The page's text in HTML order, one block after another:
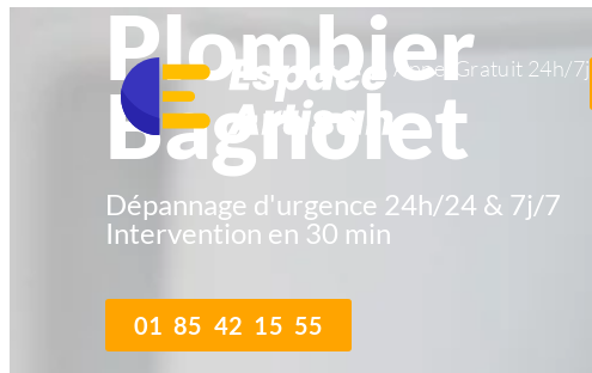
Appel Gratuit 24h/7j
Plombier
Bagnolet
Dépannage d'urgence 24h/24 & 7j/7
Intervention en 30 min
01 85 42 15 55